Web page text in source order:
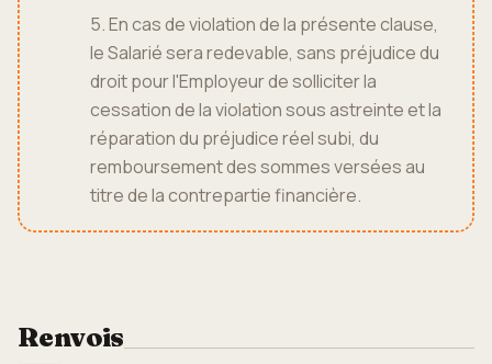
5. En cas de violation de la présente clause,
le Salarié sera redevable, sans préjudice du
droit pour l'Employeur de solliciter la
cessation de la violation sous astreinte et la
réparation du préjudice réel subi, du
remboursement des sommes versées au
titre de la contrepartie financière.
Renvois